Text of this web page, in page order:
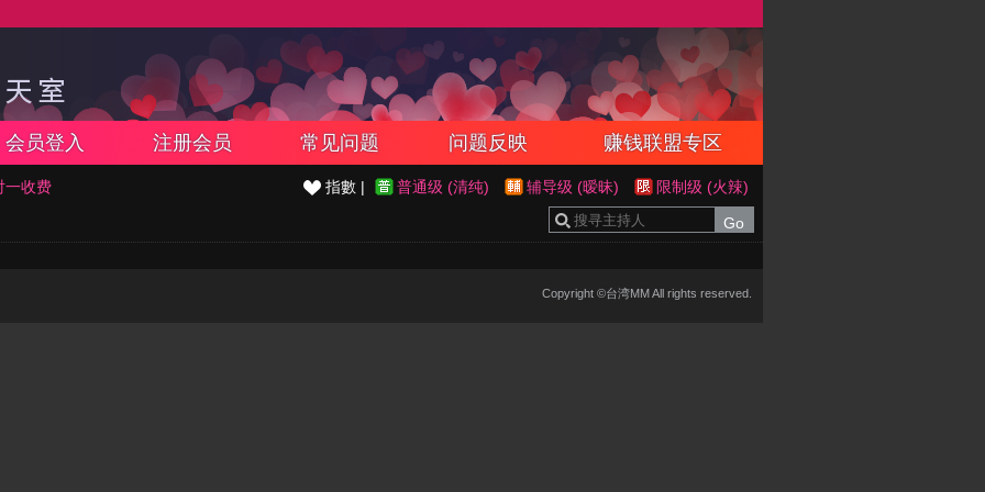
会员登入 注册会员 常见问题 问题反映 赚钱联盟专区
一收费 指數 | 普通级 (清纯) 辅导级 (暧昧) 限制级 (火辣)
Copyright ©台湾MM All rights reserved.